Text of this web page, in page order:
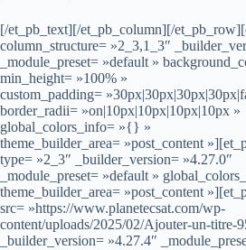
[/et_pb_text][/et_pb_column][/
column_structure= »2_3,1_3″
_module_preset= »default »
min_height= »100% »
custom_padding=
border_radii= »on|10px|10px|10px|10px »
global_colors_info= »{} »
theme_builder_area= »post_content
type= »2_3″ _builder_version= »4.27.0″
_module_preset= »default »
theme_builder_area= »post_content
src= »https://www.planetecsat.com/wp-
content/uploads/2025/02/Ajouter-un-titre-
_builder_version= »4.27.4″